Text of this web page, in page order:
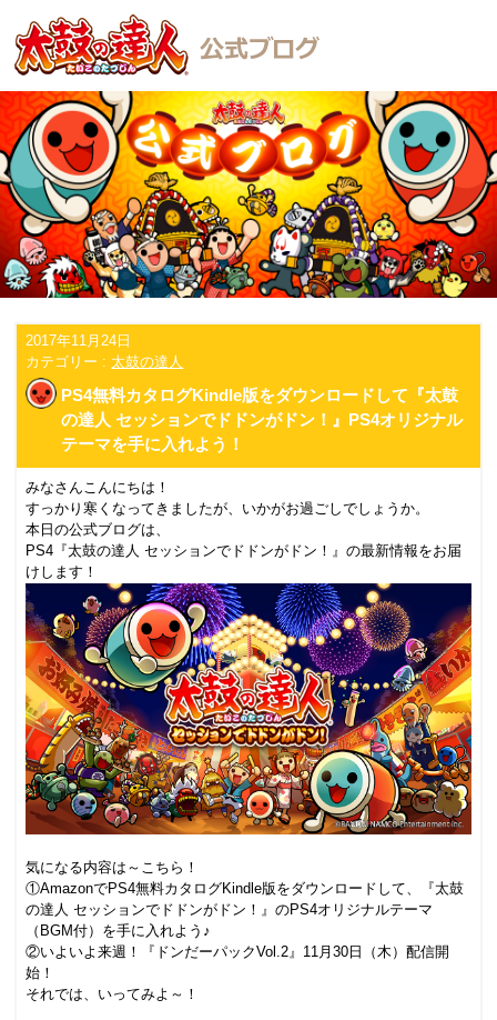
2017年11月24日
カテゴリー :太鼓の達人
PS4無料カタログKindle版をダウンロードして『太鼓
の達人 セッションでドドンがドン！』PS4オリジナル
テーマを手に入れよう！
みなさんこんにちは！
すっかり寒くなってきましたが、いかがお過ごしでしょうか。
本日の公式ブログは、
PS4『太鼓の達人 セッションでドドンがドン！』の最新情報をお届
けします！
気になる内容は～こちら！
①AmazonでPS4無料カタログKindle版をダウンロードして、『太鼓
の達人 セッションでドドンがドン！』のPS4オリジナルテーマ
（BGM付）を手に入れよう♪
②いよいよ来週！『ドンだーパックVol.2』11月30日（木）配信開
始！
それでは、いってみよ～！